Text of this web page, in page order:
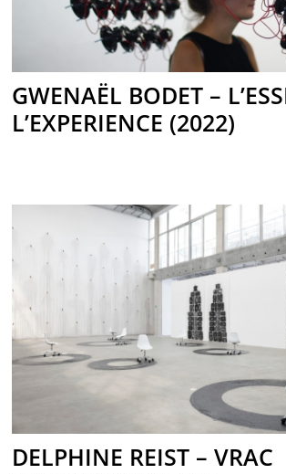
GWENAËL BODET –
L’EXPERIENCE (2022)
DELPHINE REIST – VRAC